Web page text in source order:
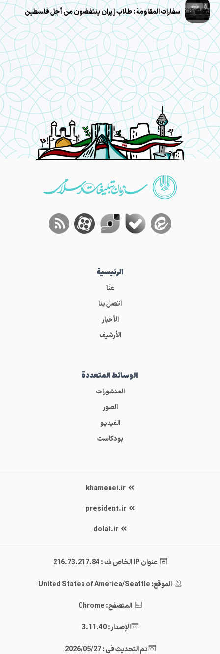
سفارات المقاومة: طلاب إيران ينتفضون من أجل فلسطين
الرئيسية
عنّا
اتصل بنا
الأخبار
الأرشيف
الوسائط المتعددة
المنشورات
الصور
الفيديو
بودكاست
khamenei.ir
president.ir
dolat.ir
عنوان IP الخاص بك : 216.73.217.84
الموقع: United States of America/Seattle
المتصفح: Chrome
الإصدار : 3.11.40
تم التحديث في : 2026/05/27